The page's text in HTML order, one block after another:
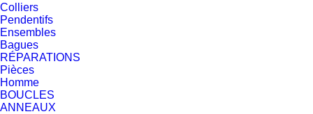
Colliers
Pendentifs
Ensembles
Bagues
RÉPARATIONS
Pièces
Homme
BOUCLES
ANNEAUX